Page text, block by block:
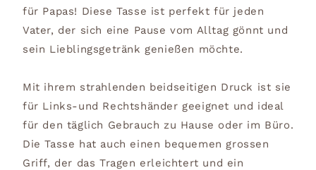
für Papas! Diese Tasse ist perfekt für jeden
Vater, der sich eine Pause vom Alltag gönnt und
sein Lieblingsgetränk genießen möchte.
Mit ihrem strahlenden beidseitigen Druck ist sie
für Links-und Rechtshänder geeignet und ideal
für den täglich Gebrauch zu Hause oder im Büro.
Die Tasse hat auch einen bequemen grossen
Griff, der das Tragen erleichtert und ein